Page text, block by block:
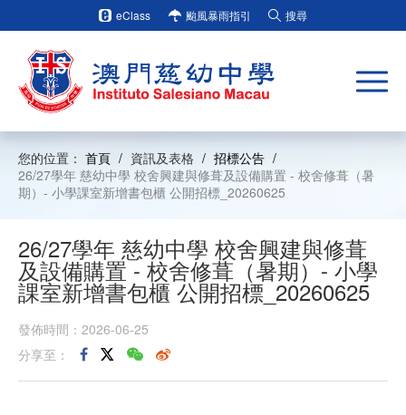
eClass 颱風暴雨指引 搜尋
您的位置： 首頁 / 資訊及表格 / 招標公告 /
26/27學年 慈幼中學 校舍興建與修葺及設備購置 - 校舍修葺（暑
期）- 小學課室新增書包櫃 公開招標_20260625
26/27學年 慈幼中學 校舍興建與修葺
及設備購置 - 校舍修葺（暑期）- 小學
課室新增書包櫃 公開招標_20260625
發佈時間：2026-06-25
分享至：